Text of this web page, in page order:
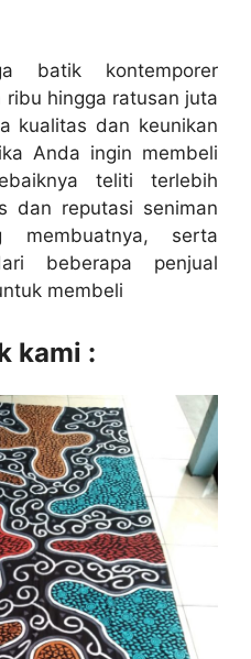
batik kontemporer
hingga ratusan juta
kualitas dan keunikan
Anda ingin membeli
teliti terlebih
dan reputasi seniman
membuatnya, serta
beberapa penjual
membeli
kami :